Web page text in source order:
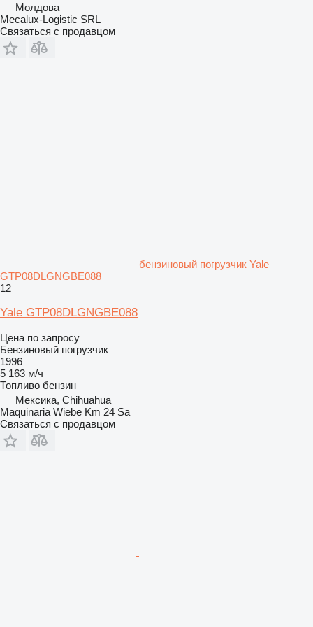
Молдова
Mecalux-Logistic SRL
Связаться с продавцом
бензиновый погрузчик Yale
GTP08DLGNGBE088
12
Yale GTP08DLGNGBE088
Цена по запросу
Бензиновый погрузчик
1996
5 163 м/ч
Топливо бензин
Мексика, Chihuahua
Maquinaria Wiebe Km 24 Sa
Связаться с продавцом